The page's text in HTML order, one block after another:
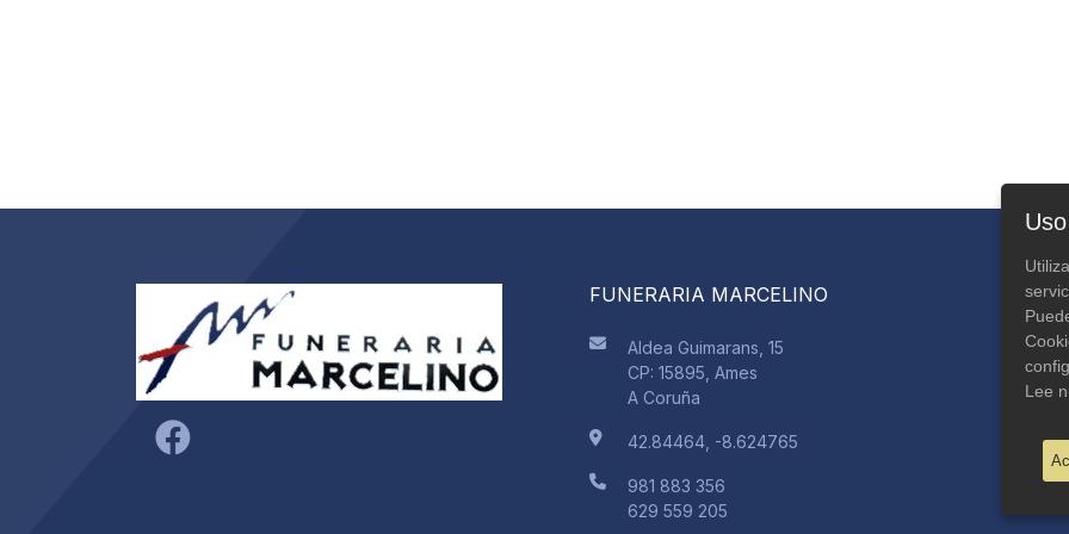
FUNERARIA MARCELINO
Aldea Guimarans, 15
CP: 15895, Ames
A Coruña
42.84464, -8.624765
981 883 356
629 559 205
Lee